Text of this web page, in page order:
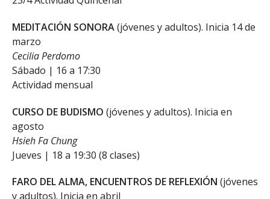
MEDITACIÓN SONORA(jóvenes y adultos). Inicia 14 de
marzo
Cecilia Perdomo
Sábado | 16 a 17:30
Actividad mensual
CURSO DE BUDISMO (jóvenes y adultos). Inicia en
agosto
Hsieh Fa Chung
Jueves | 18 a 19:30 (8 clases)
FARO DEL ALMA, ENCUENTROS DE REFLEXIÓN (jóvenes
y adultos). Inicia en abril